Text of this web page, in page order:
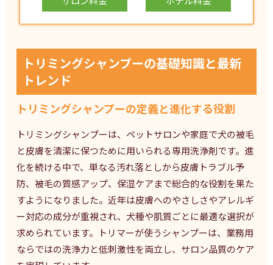
トリミングシャンプーの基礎知識と最新
トレンド
トリミングシャンプーの定義と進化する役割
トリミングシャンプーは、ペットサロンや家庭で犬の被毛
と皮膚を清潔に保つために用いられる専用洗浄剤です。進
化を続ける中で、単なる汚れ落としから皮膚トラブル予
防、被毛の質感アップ、保湿ケアまで総合的な役割を果た
すようになりました。近年は皮膚へのやさしさやアレルギ
ー対応の成分が重視され、犬種や肌質ごとに最適な選択が
求められています。トリマーが使うシャンプーは、業務用
ならではの洗浄力と低刺激性を両立し、サロン品質のケア